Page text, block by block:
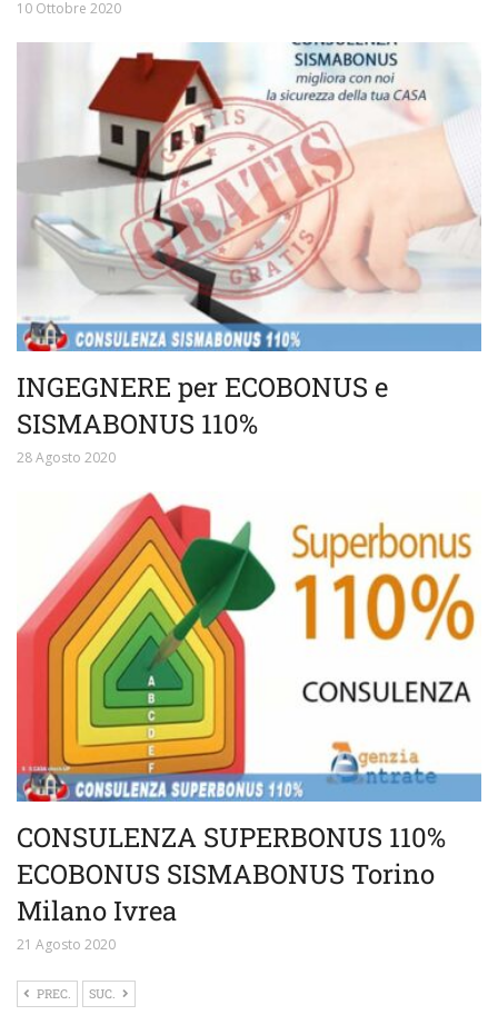
10 Ottobre 2020
INGEGNERE per ECOBONUS e
SISMABONUS 110%
28 Agosto 2020
CONSULENZA SUPERBONUS 110%
ECOBONUS SISMABONUS Torino
Milano Ivrea
21 Agosto 2020
PREC. SUC.